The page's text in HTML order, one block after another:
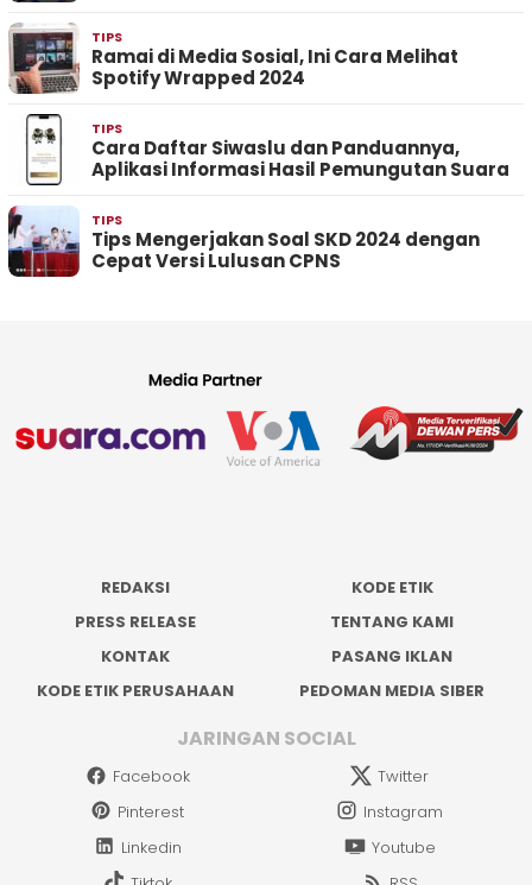
TIPS
Ramai di Media Sosial, Ini Cara Melihat
Spotify Wrapped 2024
TIPS
Cara Daftar Siwaslu dan Panduannya,
Aplikasi Informasi Hasil Pemungutan Suara
TIPS
Tips Mengerjakan Soal SKD 2024 dengan
Cepat Versi Lulusan CPNS
REDAKSI
KODE ETIK
PRESS RELEASE
TENTANG KAMI
KONTAK
PASANG IKLAN
KODE ETIK PERUSAHAAN
PEDOMAN MEDIA SIBER
JARINGAN SOCIAL
Facebook
Twitter
Pinterest
Instagram
Linkedin
Youtube